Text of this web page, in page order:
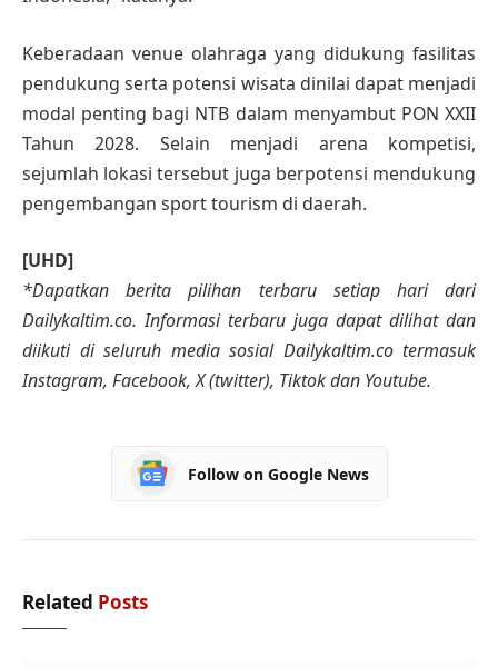
Keberadaan venue olahraga yang didukung fasilitas
pendukung serta potensi wisata dinilai dapat menjadi
modal penting bagi NTB dalam menyambut PON XXII
Tahun 2028. Selain menjadi arena kompetisi,
sejumlah lokasi tersebut juga berpotensi mendukung
pengembangan sport tourism di daerah.
[UHD]
*Dapatkan berita pilihan terbaru setiap hari dari
Dailykaltim.co. Informasi terbaru juga dapat dilihat dan
diikuti di seluruh media sosial Dailykaltim.co termasuk
Instagram, Facebook, X (twitter), Tiktok dan Youtube.
Follow on Google News
Related Posts